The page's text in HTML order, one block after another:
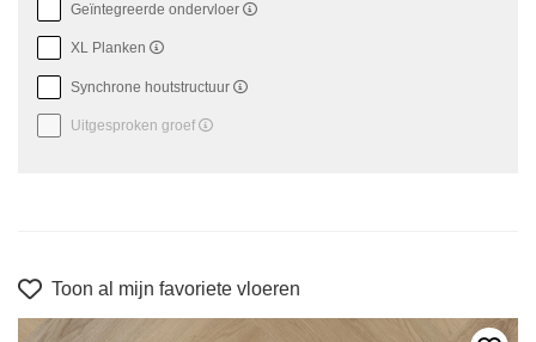
Geïntegreerde ondervloer
XL Planken
Synchrone houtstructuur
Uitgesproken groef
Toon al mijn favoriete vloeren